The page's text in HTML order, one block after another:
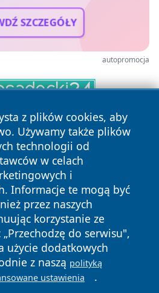
SZCZEGÓŁY
autopromocja
z plików cookies, aby
Używamy także plików
technologii od
w celach
i
Informacje te mogą być
przez naszych
korzystanie ze
do serwisu",
użycie dodatkowych
z naszą polityką
ustawienia .
Wszystkie prawa zastrzeżone.
Polityka
Cookies